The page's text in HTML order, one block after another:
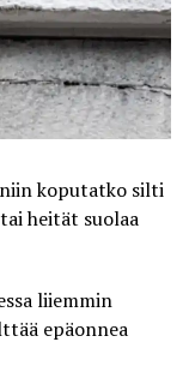
niin koputatko silti
heität suolaa
liiemmin
epäonnea